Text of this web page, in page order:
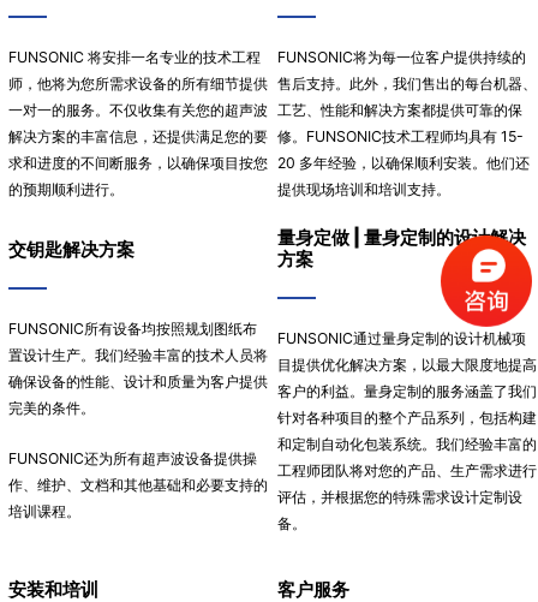
FUNSONIC 将安排一名专业的技术工程
师，他将为您所需求设备的所有细节提供
一对一的服务。不仅收集有关您的超声波
解决方案的丰富信息，还提供满足您的要
求和进度的不间断服务，以确保项目按您
的预期顺利进行。
FUNSONIC将为每一位客户提供持续的
售后支持。此外，我们售出的每台机器、
工艺、性能和解决方案都提供可靠的保
修。FUNSONIC技术工程师均具有 15-
20 多年经验，以确保顺利安装。他们还
提供现场培训和培训支持。
交钥匙解决方案
FUNSONIC所有设备均按照规划图纸布
置设计生产。我们经验丰富的技术人员将
确保设备的性能、设计和质量为客户提供
完美的条件。
FUNSONIC还为所有超声波设备提供操
作、维护、文档和其他基础和必要支持的
培训课程。
量身定做 | 量身定制的设计解决
方案
FUNSONIC通过量身定制的设计机械项
目提供优化解决方案，以最大限度地提高
客户的利益。 量身定制的服务涵盖了我们
针对各种项目的整个产品系列，包括构建
和定制自动化包装系统。 我们经验丰富的
工程师团队将对您的产品、生产需求进行
评估，并根据您的特殊需求设计定制设
备。
安装和培训 客户服务